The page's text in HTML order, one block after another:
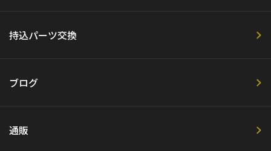
持込パーツ交換
ブログ
通販